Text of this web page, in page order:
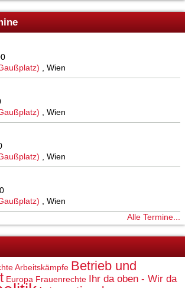
, Wien
, Wien
, Wien
, Wien
Alle Termine...
Arbeitskämpfe Betrieb und
Europa Frauenrechte
Ihr da oben - Wir da